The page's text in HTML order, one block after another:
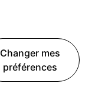
Changer mes
préférences